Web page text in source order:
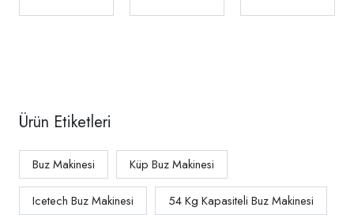
Ürün Etiketleri
Buz Makinesi Küp Buz Makinesi
Icetech Buz Makinesi 54 Kg Kapasiteli Buz Makinesi